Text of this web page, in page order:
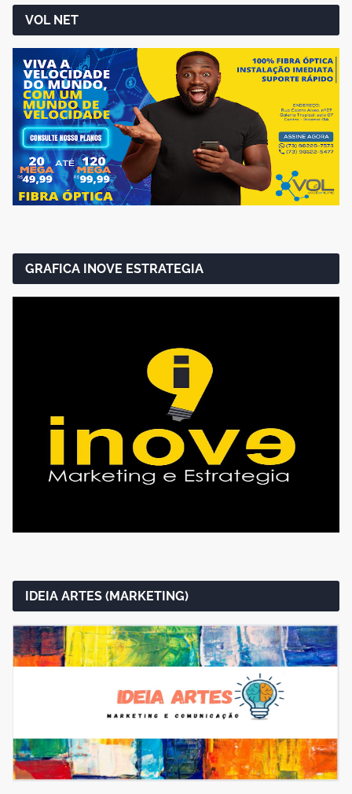
VOL NET
GRAFICA INOVE ESTRATEGIA
IDEIA ARTES (MARKETING)